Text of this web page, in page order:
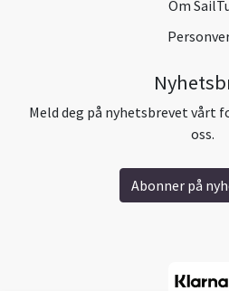
Om
Meld deg på nyhetsbrevet vårt
oss.
Abonner på